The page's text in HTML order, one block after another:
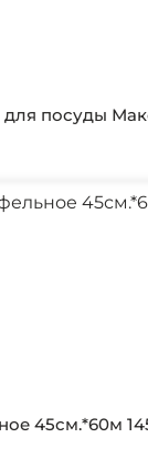
для посуды
45см.*60м